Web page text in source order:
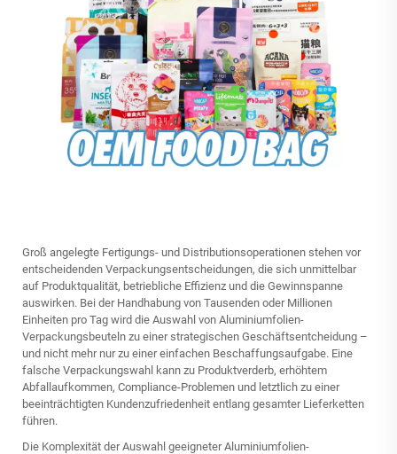
Groß angelegte Fertigungs- und Distributionsoperationen stehen vor
entscheidenden Verpackungsentscheidungen, die sich unmittelbar
auf Produktqualität, betriebliche Effizienz und die Gewinnspanne
auswirken. Bei der Handhabung von Tausenden oder Millionen
Einheiten pro Tag wird die Auswahl von Aluminiumfolien-
Verpackungsbeuteln zu einer strategischen Geschäftsentcheidung –
und nicht mehr nur zu einer einfachen Beschaffungsaufgabe. Eine
falsche Verpackungswahl kann zu Produktverderb, erhöhtem
Abfallaufkommen, Compliance-Problemen und letztlich zu einer
beeinträchtigten Kundenzufriedenheit entlang gesamter Lieferketten
führen.
Die Komplexität der Auswahl geeigneter Aluminiumfolien-